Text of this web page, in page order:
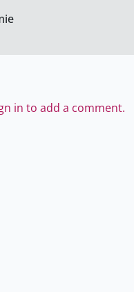
in to add a comment.